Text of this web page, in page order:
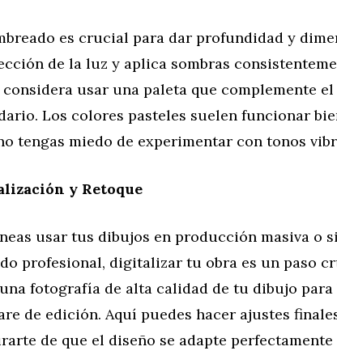
es crucial para dar profundidad y
de la luz y aplica sombras
usar una paleta que complemente
Los colores pasteles suelen funcionar
tengas miedo de experimentar con tonos
y Retoque
usar tus dibujos en producción masiva o
profesional, digitalizar tu obra es un paso
fotografía de alta calidad de tu dibujo
de edición. Aquí puedes hacer ajustes
de que el diseño se adapte